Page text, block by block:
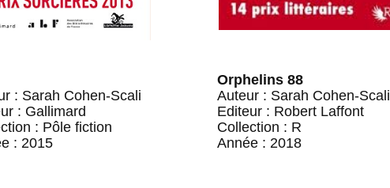
: Sarah Cohen-Scali
: Gallimard
: Pôle fiction
: 2015
Orphelins 88
Auteur : Sarah Cohen-Scali
Editeur : Robert Laffont
Collection : R
Année : 2018